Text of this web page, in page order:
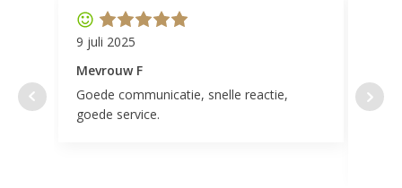
9 juli 2025
Mevrouw F
Goede communicatie, snelle reactie,
goede service.
door